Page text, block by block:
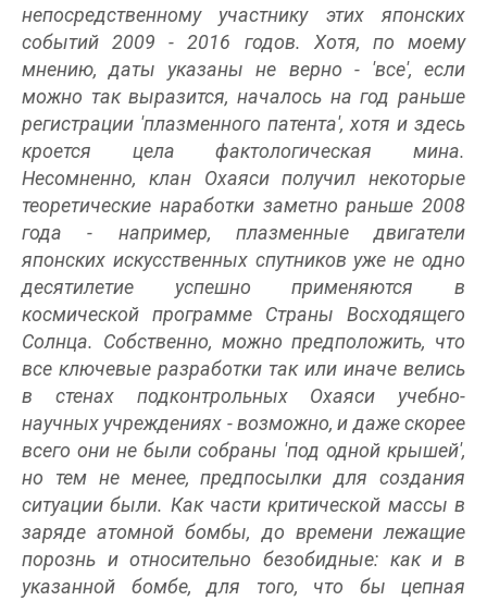
непосредственному участнику этих японских
событий 2009 - 2016 годов. Хотя, по моему
мнению, даты указаны не верно - 'все', если
можно так выразится, началось на год раньше
регистрации 'плазменного патента', хотя и здесь
кроется цела фактологическая мина.
Несомненно, клан Охаяси получил некоторые
теоретические наработки заметно раньше 2008
года - например, плазменные двигатели
японских искусственных спутников уже не одно
десятилетие успешно применяются в
космической программе Страны Восходящего
Солнца. Собственно, можно предположить, что
все ключевые разработки так или иначе велись
в стенах подконтрольных Охаяси учебно-
научных учреждениях - возможно, и даже скорее
всего они не были собраны 'под одной крышей',
но тем не менее, предпосылки для создания
ситуации были. Как части критической массы в
заряде атомной бомбы, до времени лежащие
порознь и относительно безобидные: как и в
указанной бомбе, для того, что бы цепная